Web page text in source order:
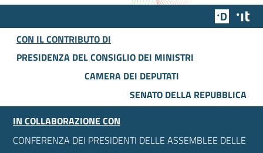
Team
CON IL CONTRIBUTO DI
PRESIDENZA DEL CONSIGLIO DEI MINISTRI
CAMERA DEI DEPUTATI
SENATO DELLA REPUBBLICA
IN COLLABORAZIONE CON
CONFERENZA DEI PRESIDENTI DELLE ASSEMBLEE DELLE